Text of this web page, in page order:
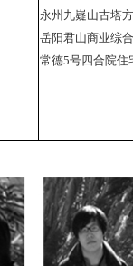
永州九嶷山古塔
岳阳君山商业综
常德5号四合院住